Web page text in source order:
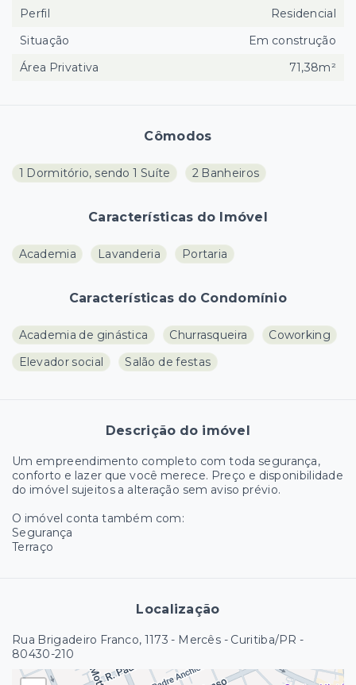
Cômodos
1 Dormitório, sendo 1 Suíte 2 Banheiros
Características do Imóvel
Academia Lavanderia Portaria
Características do Condomínio
Academia de ginástica Churrasqueira
Coworking
Elevador social
Salão de festas
Descrição do imóvel
Um empreendimento completo com toda segurança,
conforto e lazer que você merece. Preço e disponibilidade
do imóvel sujeitos a alteração sem aviso prévio.
O imóvel conta também com:
Segurança
Terraço
Localização
Rua Brigadeiro Franco, 1173 - Mercês - Curitiba/PR -
80430-210
Perfil
Residencial
Situação
Em construção
Área Privativa
71,38m²